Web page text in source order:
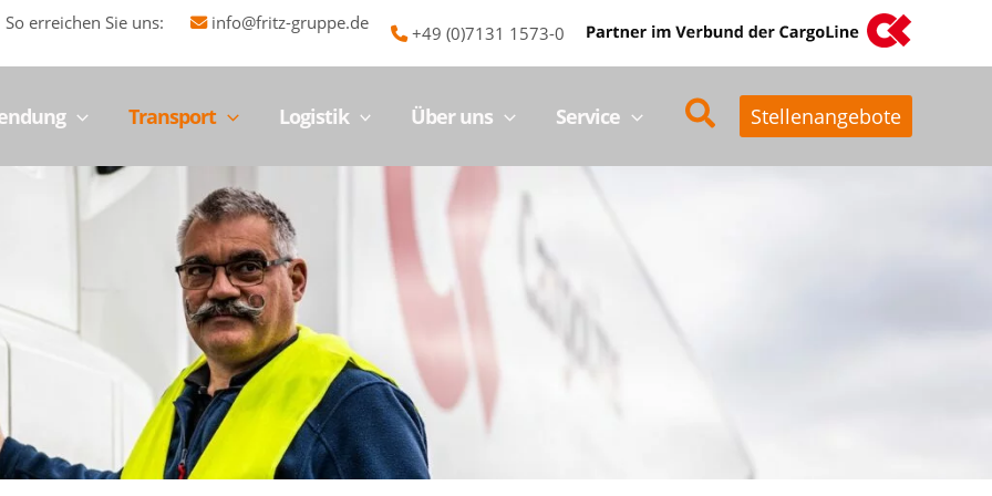
So erreichen Sie uns: info@fritz-gruppe.de +49 (0)7131 1573-0
Transport Logistik Über uns Service SuchenStellenangebote